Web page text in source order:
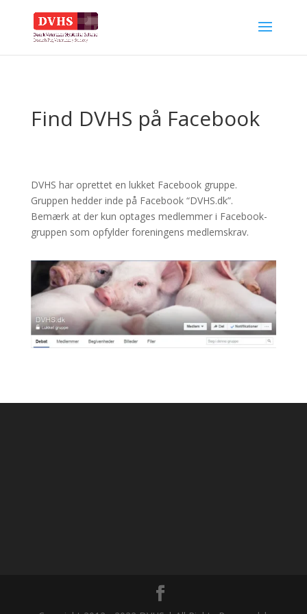
Find DVHS på Facebook
DVHS har oprettet en lukket Facebook gruppe.
Gruppen hedder inde på Facebook “DVHS.dk”.
Bemærk at der kun optages medlemmer i Facebook-
gruppen som opfylder foreningens medlemskrav.